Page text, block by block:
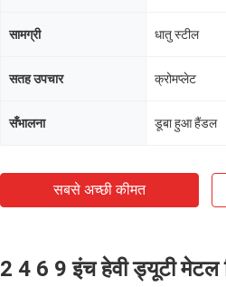
सामग्री धातु स्टील
सतह उपचार क्रोमप्लेट
सँभालना डूबा हुआ हैंडल
सबसे अच्छी कीमत
2 4 6 9 इंच हेवी ड्यूटी मेटल